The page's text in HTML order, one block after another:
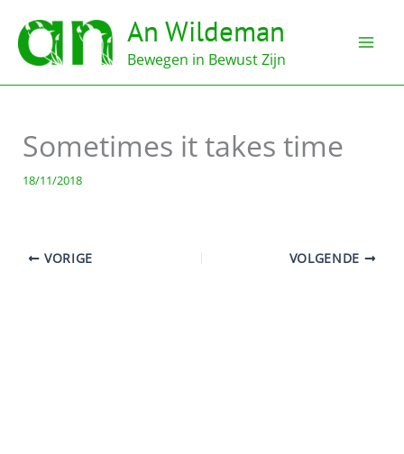
naar
inhoud
An Wildeman
Bewegen in Bewust Zijn
Sometimes it takes time
18/11/2018
VORIGE VOLGENDE